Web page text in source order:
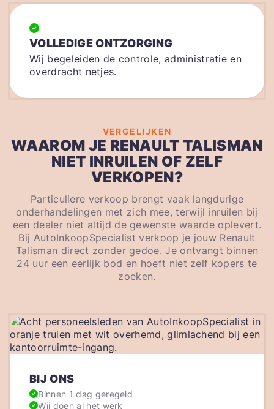
VOLLEDIGE ONTZORGING
Wij begeleiden de controle, administratie en
overdracht netjes.
VERGELIJKEN
WAAROM JE RENAULT TALISMAN
NIET INRUILEN OF ZELF
VERKOPEN?
Particuliere verkoop brengt vaak langdurige
onderhandelingen met zich mee, terwijl inruilen bij
een dealer niet altijd de gewenste waarde oplevert.
Bij AutoInkoopSpecialist verkoop je jouw Renault
Talisman direct zonder gedoe. Je ontvangt binnen
24 uur een eerlijk bod en hoeft niet zelf kopers te
zoeken.
BIJ ONS
Binnen 1 dag geregeld
Wij doen al het werk